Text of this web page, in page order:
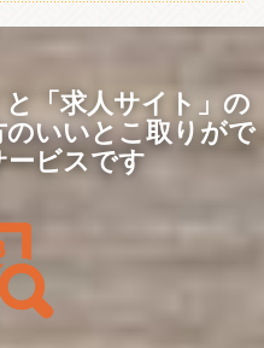
す。
求人にて増員
ル面談（面接は現
化（採用広報企画
と「求人サイト」の
のいいとこ取りがで
ビスです